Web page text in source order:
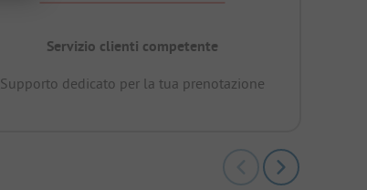
Servizio clienti competente
Supporto dedicato per la tua prenotazione